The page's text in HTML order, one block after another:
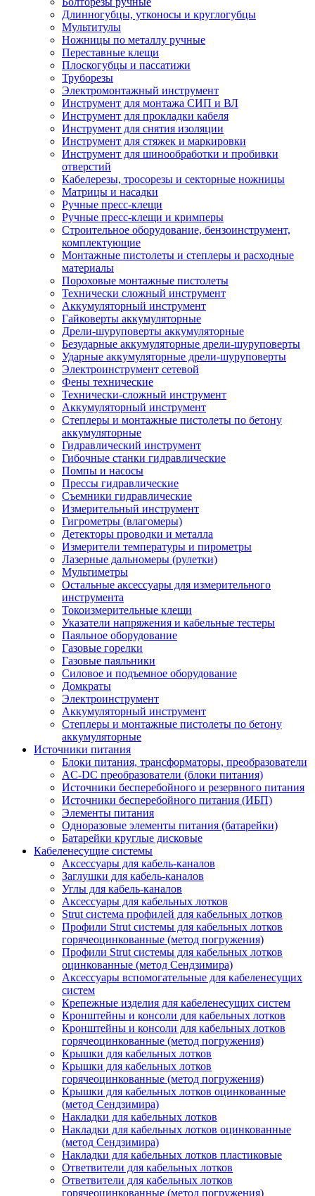
Длинногубцы, утконосы и круглогубцы
Мультитулы
Ножницы по металлу ручные
Переставные клещи
Плоскогубцы и пассатижи
Труборезы
Электромонтажный инструмент
Инструмент для монтажа СИП и ВЛ
Инструмент для прокладки кабеля
Инструмент для снятия изоляции
Инструмент для стяжек и маркировки
Инструмент для шинообработки и пробивки
отверстий
Кабелерезы, тросорезы и секторные ножницы
Матрицы и насадки
Ручные пресс-клещи
Ручные пресс-клещи и кримперы
Строительное оборудование, бензоинструмент,
комплектующие
Монтажные пистолеты и степлеры и расходные
материалы
Пороховые монтажные пистолеты
Технически сложный инструмент
Аккумуляторный инструмент
Гайковерты аккумуляторные
Дрели-шуруповерты аккумуляторные
Безударные аккумуляторные дрели-шуруповерты
Ударные аккумуляторные дрели-шуруповерты
Электроинструмент сетевой
Фены технические
Технически-сложный инструмент
Аккумуляторный инструмент
Степлеры и монтажные пистолеты по бетону
аккумуляторные
Гидравлический инструмент
Гибочные станки гидравлические
Помпы и насосы
Прессы гидравлические
Съемники гидравлические
Измерительный инструмент
Гигрометры (влагомеры)
Детекторы проводки и металла
Измерители температуры и пирометры
Лазерные дальномеры (рулетки)
Мультиметры
Остальные аксессуары для измерительного
инструмента
Токоизмерительные клещи
Указатели напряжения и кабельные тестеры
Паяльное оборудование
Газовые горелки
Газовые паяльники
Силовое и подъемное оборудование
Домкраты
Электроинструмент
Аккумуляторный инструмент
Степлеры и монтажные пистолеты по бетону
аккумуляторные
Источники питания
Блоки питания, трансформаторы, преобразователи
AC-DC преобразователи (блоки питания)
Источники бесперебойного и резервного питания
Источники бесперебойного питания (ИБП)
Элементы питания
Одноразовые элементы питания (батарейки)
Батарейки круглые дисковые
Кабеленесущие системы
Аксессуары для кабель-каналов
Заглушки для кабель-каналов
Углы для кабель-каналов
Аксессуары для кабельных лотков
Strut система профилей для кабельных лотков
Профили Strut системы для кабельных лотков
горячеоцинкованные (метод погружения)
Профили Strut системы для кабельных лотков
оцинкованные (метод Сендзимира)
Аксессуары вспомогательные для кабеленесущих
систем
Крепежные изделия для кабеленесущих систем
Кронштейны и консоли для кабельных лотков
Кронштейны и консоли для кабельных лотков
горячеоцинкованные (метод погружения)
Крышки для кабельных лотков
Крышки для кабельных лотков
горячеоцинкованные (метод погружения)
Крышки для кабельных лотков оцинкованные
(метод Сендзимира)
Накладки для кабельных лотков
Накладки для кабельных лотков оцинкованные
(метод Сендзимира)
Накладки для кабельных лотков пластиковые
Ответвители для кабельных лотков
Ответвители для кабельных лотков
горячеоцинкованные (метод погружения)